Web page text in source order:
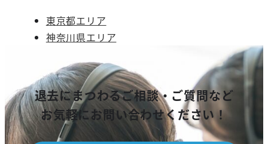
東京都エリア
神奈川県エリア
退去にまつわるご相談・ご質問など
お気軽にお問い合わせください！